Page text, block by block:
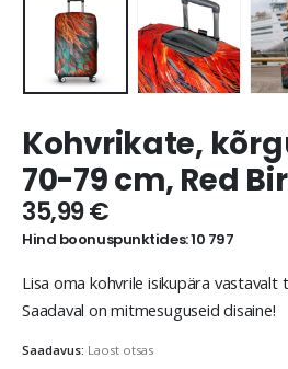
Kohvrikate,
70-79 cm, Red
35,99€
Hind boonuspunktides: 10 797
Lisa oma kohvrile isikupära vastavalt
Saadaval on mitmesuguseid disaine!
Saadavus: Laost otsas